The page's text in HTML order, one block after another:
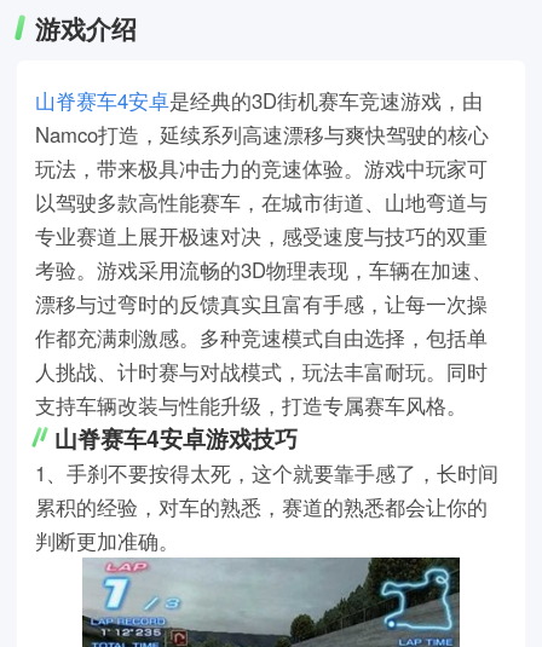
游戏介绍
山脊赛车4安卓是经典的3D街机赛车竞速游戏，由
Namco打造，延续系列高速漂移与爽快驾驶的核心
玩法，带来极具冲击力的竞速体验。游戏中玩家可
以驾驶多款高性能赛车，在城市街道、山地弯道与
专业赛道上展开极速对决，感受速度与技巧的双重
考验。游戏采用流畅的3D物理表现，车辆在加速、
漂移与过弯时的反馈真实且富有手感，让每一次操
作都充满刺激感。多种竞速模式自由选择，包括单
人挑战、计时赛与对战模式，玩法丰富耐玩。同时
支持车辆改装与性能升级，打造专属赛车风格。
山脊赛车4安卓游戏技巧
1、手刹不要按得太死，这个就要靠手感了，长时间
累积的经验，对车的熟悉，赛道的熟悉都会让你的
判断更加准确。